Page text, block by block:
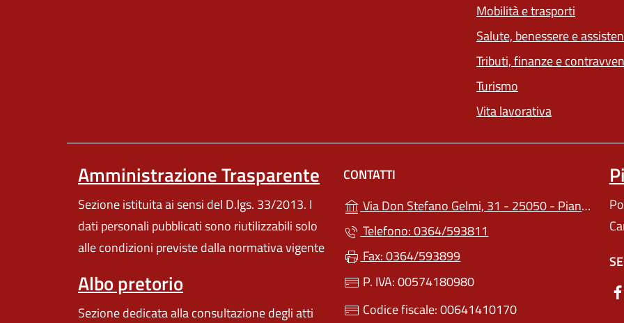
Mobilità e trasporti
Salute, benessere e
Tributi, finanze e
Turismo
Vita lavorativa
Amministrazione Trasparente
Sezione istituita ai sensi del D.lgs. 33/2013. I
dati personali pubblicati sono riutilizzabili solo
alle condizioni previste dalla normativa vigente
Albo pretorio
Sezione dedicata alla consultazione degli atti
CONTATTI
Via Don Stefano Gelmi, 31 - 25050 - Pian Camuno (BS)
Telefono: 0364/593811
Fax: 0364/593899
P. IVA: 00574180980
Codice fiscale: 00641410170